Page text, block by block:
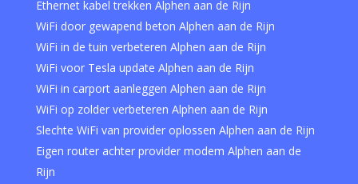
Ethernet kabel trekken Alphen aan de Rijn
WiFi door gewapend beton Alphen aan de Rijn
WiFi in de tuin verbeteren Alphen aan de Rijn
WiFi voor Tesla update Alphen aan de Rijn
WiFi in carport aanleggen Alphen aan de Rijn
WiFi op zolder verbeteren Alphen aan de Rijn
Slechte WiFi van provider oplossen Alphen aan de Rijn
Eigen router achter provider modem Alphen aan de
Rijn